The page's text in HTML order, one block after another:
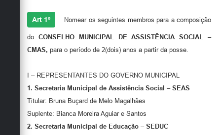
Art 1º Nomear os seguintes membros para a composição
do CONSELHO MUNICIPAL DE ASSISTÊNCIA SOCIAL –
CMAS, para o período de 2(dois) anos a partir da posse.
I – REPRESENTANTES DO GOVERNO MUNICIPAL
1. Secretaria Municipal de Assistência Social – SEAS
Titular: Bruna Buçard de Melo Magalhães
Suplente: Bianca Moreira Aguiar e Santos
2. Secretaria Municipal de Educação – SEDUC